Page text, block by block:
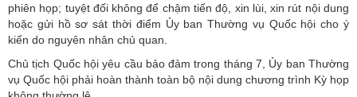
phiên họp; tuyệt đối không để chậm tiến độ, xin lùi, xin rút nội dung
hoặc gửi hồ sơ sát thời điểm Ủy ban Thường vụ Quốc hội cho ý
kiến do nguyên nhân chủ quan.
Chủ tịch Quốc hội yêu cầu bảo đảm trong tháng 7, Ủy ban Thường
vụ Quốc hội phải hoàn thành toàn bộ nội dung chương trình Kỳ họp